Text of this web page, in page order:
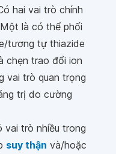
hai vai trò chính
là có thể phối
tương tự thiazide
chẹn trao đổi ion
vai trò quan trọng
trị do cường
vai trò nhiều trong
suy thận và/hoặc